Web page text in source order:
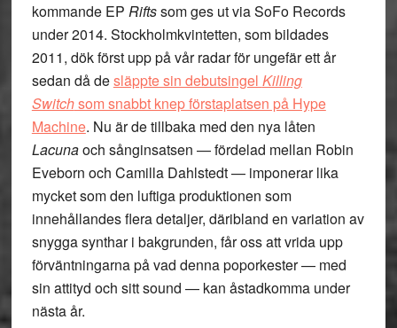
kommande EP Riftssom ges ut via SoFo Records
under 2014. Stockholmkvintetten, som bildades
2011, dök först upp på vår radar för ungefär ett år
sedan då desläppte sin debutsingel Killing
Switchsom snabbt knep förstaplatsen på Hype
Machine. Nu är de tillbaka med den nya låten
Lacunaoch sånginsatsen — fördelad mellan Robin
Eveborn och Camilla Dahlstedt — imponerar lika
mycket som den luftiga produktionen som
innehållandes flera detaljer, däribland en variation av
snygga synthar i bakgrunden, får oss att vrida upp
förväntningarna på vad denna poporkester — med
sin attityd och sitt sound — kan åstadkomma under
nästa år.